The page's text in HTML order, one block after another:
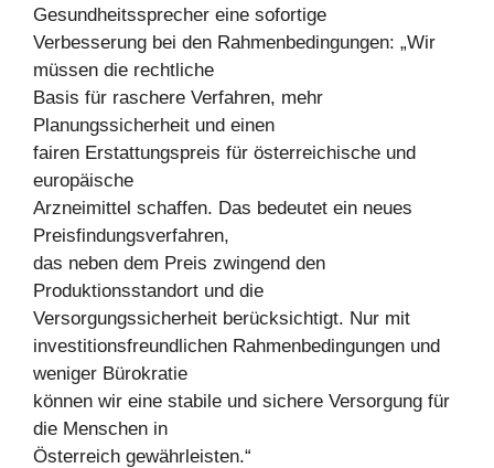
Gesundheitssprecher eine sofortige
Verbesserung bei den Rahmenbedingungen: „Wir
müssen die rechtliche
Basis für raschere Verfahren, mehr
Planungssicherheit und einen
fairen Erstattungspreis für österreichische und
europäische
Arzneimittel schaffen. Das bedeutet ein neues
Preisfindungsverfahren,
das neben dem Preis zwingend den
Produktionsstandort und die
Versorgungssicherheit berücksichtigt. Nur mit
investitionsfreundlichen Rahmenbedingungen und
weniger Bürokratie
können wir eine stabile und sichere Versorgung für
die Menschen in
Österreich gewährleisten.“